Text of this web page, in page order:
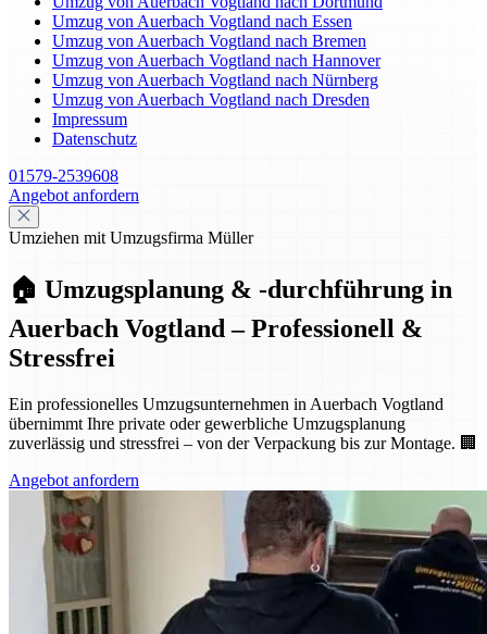
Umzug von Auerbach Vogtland nach Essen
Umzug von Auerbach Vogtland nach Bremen
Umzug von Auerbach Vogtland nach Hannover
Umzug von Auerbach Vogtland nach Nürnberg
Umzug von Auerbach Vogtland nach Dresden
Impressum
Datenschutz
01579-2539608
Angebot anfordern
Umziehen mit Umzugsfirma Müller
🏠 Umzugsplanung & -durchführung in
Auerbach Vogtland – Professionell &
Stressfrei
Ein professionelles Umzugsunternehmen in Auerbach Vogtland
übernimmt Ihre private oder gewerbliche Umzugsplanung
zuverlässig und stressfrei – von der Verpackung bis zur Montage. 🏢
Angebot anfordern